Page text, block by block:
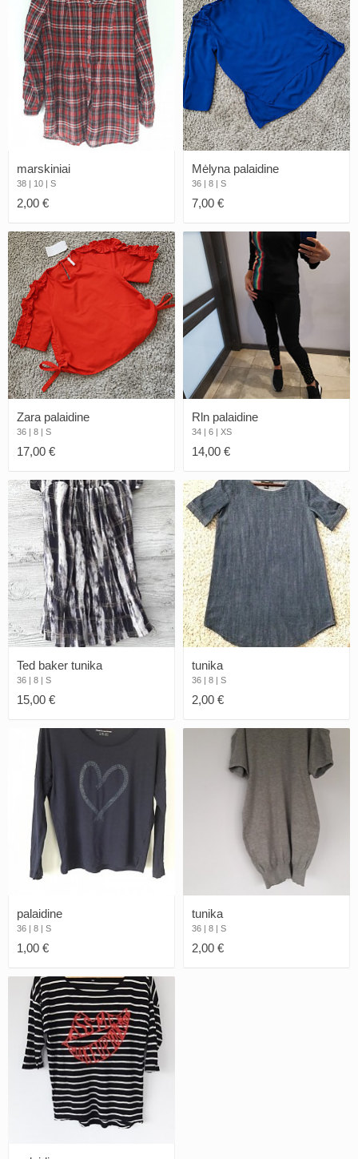
marskiniai
38 | 10 | S
2,00 €
Mėlyna palaidine
36 | 8 | S
7,00 €
Zara palaidine
36 | 8 | S
17,00 €
Rln palaidine
34 | 6 | XS
14,00 €
Ted baker tunika
36 | 8 | S
15,00 €
tunika
36 | 8 | S
2,00 €
palaidine
36 | 8 | S
1,00 €
tunika
36 | 8 | S
2,00 €